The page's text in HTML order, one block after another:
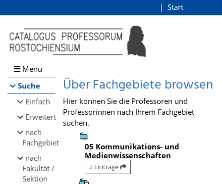
Browsen
direkt zum Inhalt
Start
Menü
Suche
Einfach
Erweitert
nach
Fachgebiet
nach
Fakultät /
Sektion
Über Fachgebiete browsen
Hier können Sie die Professoren und
Professorinnen nach Ihrem Fachgebiet
suchen.
05 Kommunikations- und
Medienwissenschaften
2 Einträge